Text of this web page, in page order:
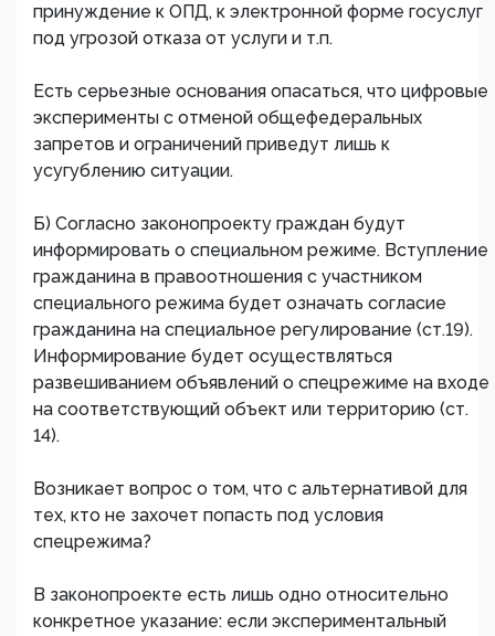
принуждение к ОПД, к электронной форме госуслуг
под угрозой отказа от услуги и т.п.
Есть серьезные основания опасаться, что цифровые
эксперименты с отменой общефедеральных
запретов и ограничений приведут лишь к
усугублению ситуации.
Б) Согласно законопроекту граждан будут
информировать о специальном режиме. Вступление
гражданина в правоотношения с участником
специального режима будет означать согласие
гражданина на специальное регулирование (ст.19).
Информирование будет осуществляться
развешиванием объявлений о спецрежиме на входе
на соответствующий объект или территорию (ст.
14).
Возникает вопрос о том, что с альтернативой для
тех, кто не захочет попасть под условия
спецрежима?
В законопроекте есть лишь одно относительно
конкретное указание: если экспериментальный